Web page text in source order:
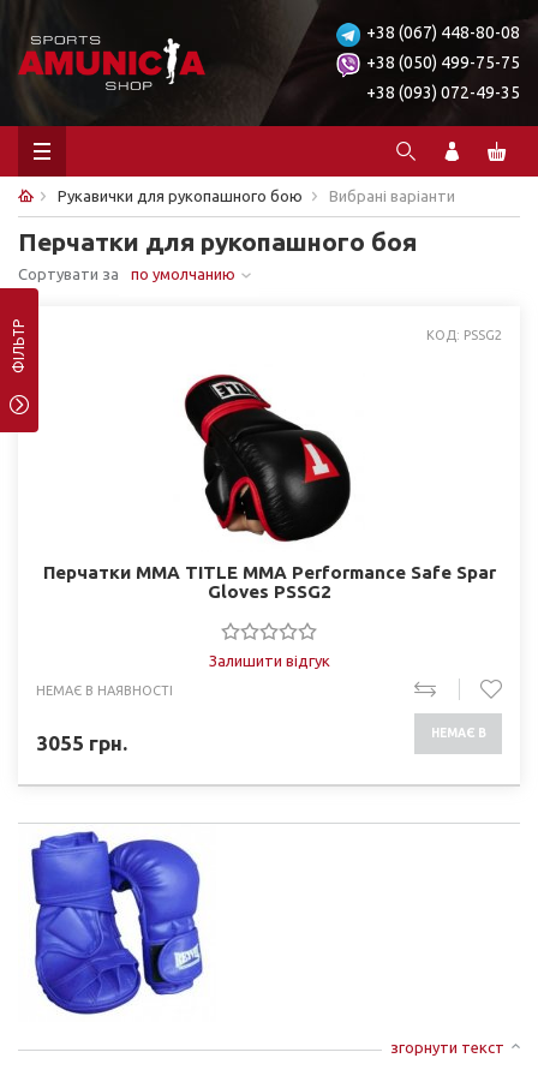
+38 (067) 448-80-08
+38 (050) 499-75-75
+38 (093) 072-49-35
Рукавички для рукопашного бою Вибрані варіанти
Перчатки для рукопашного боя
Сортувати за по умолчанию
ФІЛЬТР КОД: PSSG2
Перчатки ММА TITLE MMA Performance Safe Spar
Gloves PSSG2
Залишити відгук
НЕМАЄ В НАЯВНОСТІ
3055 грн. НЕМАЄ В
згорнути текст